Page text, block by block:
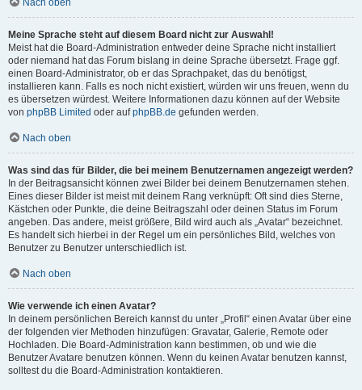
Nach oben
Meine Sprache steht auf diesem Board nicht zur Auswahl!
Meist hat die Board-Administration entweder deine Sprache nicht installiert
oder niemand hat das Forum bislang in deine Sprache übersetzt. Frage ggf.
einen Board-Administrator, ob er das Sprachpaket, das du benötigst,
installieren kann. Falls es noch nicht existiert, würden wir uns freuen, wenn du
es übersetzen würdest. Weitere Informationen dazu können auf der Website
von phpBB Limited oder aufphpBB.de gefunden werden.
Nach oben
Was sind das für Bilder, die bei meinem Benutzernamen angezeigt werden?
In der Beitragsansicht können zwei Bilder bei deinem Benutzernamen stehen.
Eines dieser Bilder ist meist mit deinem Rang verknüpft: Oft sind dies Sterne,
Kästchen oder Punkte, die deine Beitragszahl oder deinen Status im Forum
angeben. Das andere, meist größere, Bild wird auch als „Avatar“ bezeichnet.
Es handelt sich hierbei in der Regel um ein persönliches Bild, welches von
Benutzer zu Benutzer unterschiedlich ist.
Nach oben
Wie verwende ich einen Avatar?
In deinem persönlichen Bereich kannst du unter „Profil“ einen Avatar über eine
der folgenden vier Methoden hinzufügen: Gravatar, Galerie, Remote oder
Hochladen. Die Board-Administration kann bestimmen, ob und wie die
Benutzer Avatare benutzen können. Wenn du keinen Avatar benutzen kannst,
solltest du die Board-Administration kontaktieren.